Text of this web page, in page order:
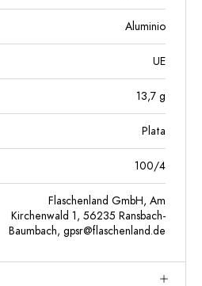
Aluminio
UE
13,7 g
Plata
100/4
Flaschenland GmbH, Am
Kirchenwald 1, 56235 Ransbach-
Baumbach, gpsr@flaschenland.de